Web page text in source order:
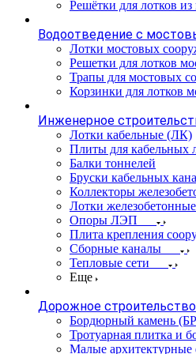
Решётки для лотков
Водоотведение с
Лотки мостовых
Решетки для лотков
Трапы для мостовых
Корзинки для лотков
Инженерное
Лотки кабельные (ЛК)
Плиты для кабельных
Балки тоннелей
Бруски кабельных
Коллекторы
Лотки железобетонные
Опоры ЛЭП
Плита крепления
Сборные каналы
Тепловые сети
Еще
Дорожное
Бордюрный камень
Тротуарная плитка и
Малые